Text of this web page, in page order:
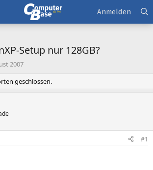
Anmelden
Setup nur 128GB?
2007
geschlossen.
#1